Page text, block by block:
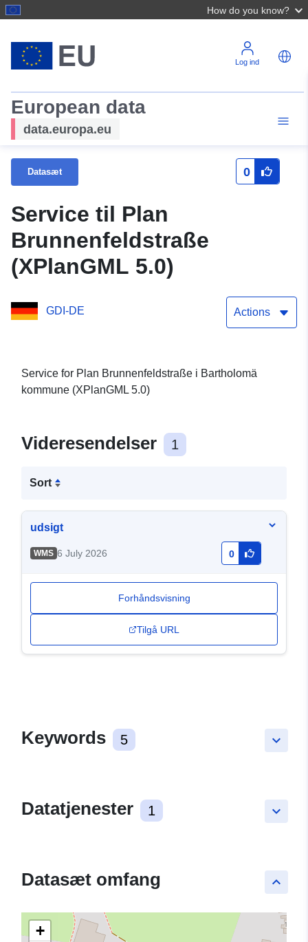
How do you know?
Log ind
European data
data.europa.eu
Datasæt 0
Service til Plan
Brunnenfeldstraße
(XPlanGML 5.0)
GDI-DE Actions
Service for Plan Brunnenfeldstraße i Bartholomä
kommune (XPlanGML 5.0)
Videresendelser 1
Sort
udsigt
WMS 6 July 2026 0
Forhåndsvisning
Tilgå URL
keyboard_arrow_down
Keywords 5
keyboard_arrow_down
Datatjenester 1
keyboard_arrow_up
Datasæt omfang
+